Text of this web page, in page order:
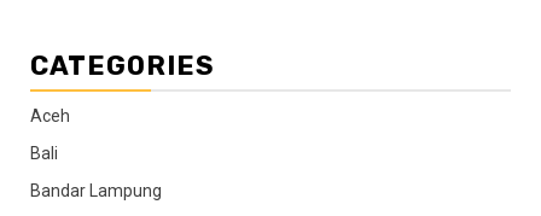
CATEGORIES
Aceh
Bali
Bandar Lampung